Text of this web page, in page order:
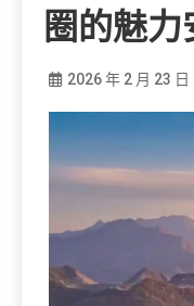
圈的魅力
2026 年 2 月 23 日